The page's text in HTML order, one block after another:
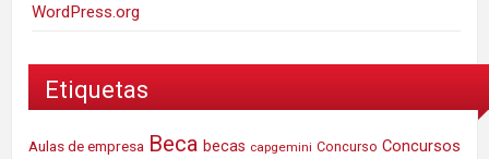
WordPress.org
Etiquetas
Aulas de empresa Beca becas capgemini Concurso Concursos